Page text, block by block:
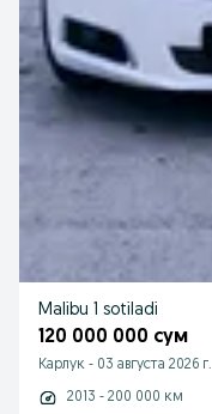
Malibu 1 sotiladi
120 000 000 сум
Карлук - 03 августа 2026 г.
2013 - 200 000 км